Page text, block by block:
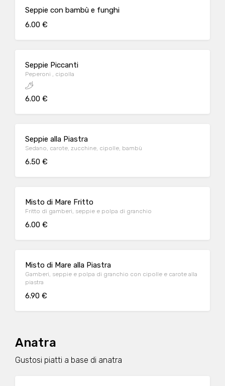
Seppie con bambù e funghi
6.00 €
Seppie Piccanti
Peperoni , cipolla
6.00 €
Seppie alla Piastra
Sedano, carote, zucchine, cipolle, bambù
6.50 €
Misto di Mare Fritto
Fritto di gamberi, seppie e polpa di granchio
6.00 €
Misto di Mare alla Piastra
Gamberi, seppie e polpa di granchio con cipolle e carote alla
piastra
6.90 €
Anatra
Gustosi piatti a base di anatra